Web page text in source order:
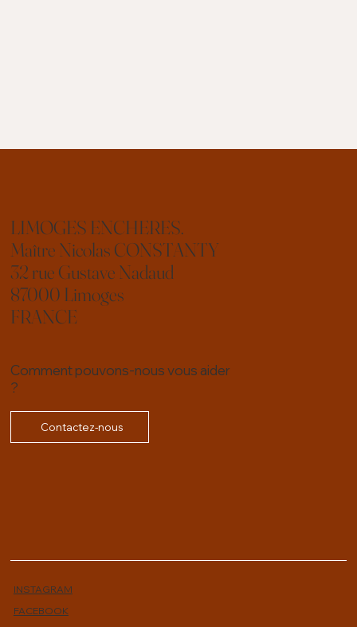
LIMOGES ENCHERES.
Maître Nicolas CONSTANTY
32 rue Gustave Nadaud
87000 Limoges
FRANCE
Comment pouvons-nous vous aider
?
Contactez-nous
INSTAGRAM
FACEBOOK